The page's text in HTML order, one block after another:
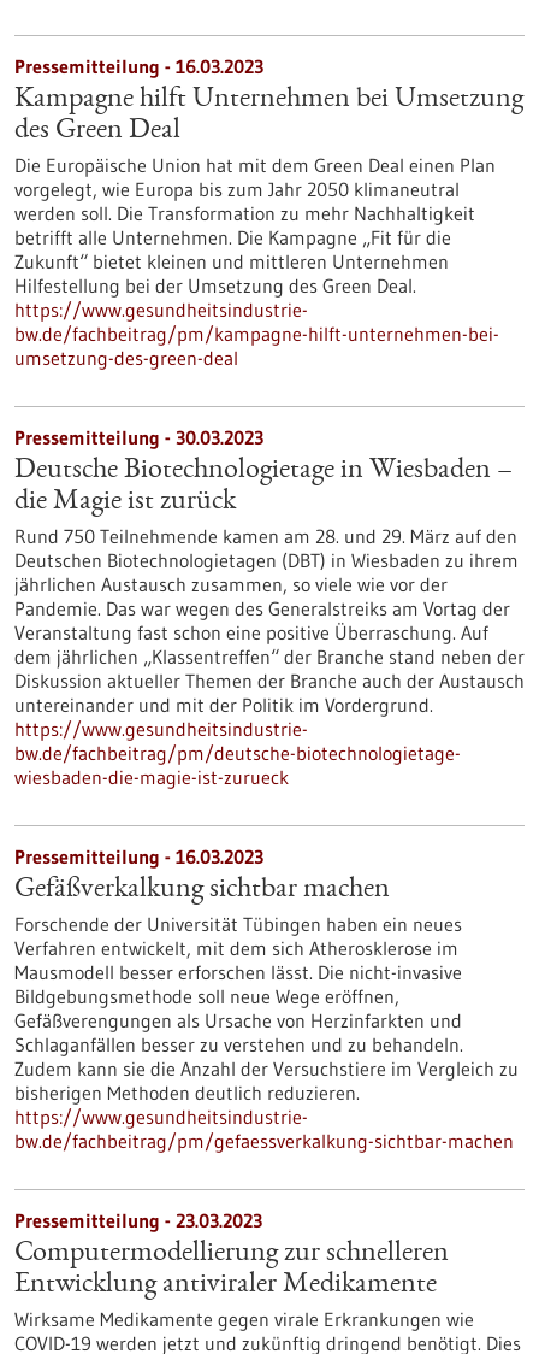
Pressemitteilung - 16.03.2023
Kampagne hilft Unternehmen bei Umsetzung
des Green Deal
Die Europäische Union hat mit dem Green Deal einen Plan
vorgelegt, wie Europa bis zum Jahr 2050 klimaneutral
werden soll. Die Transformation zu mehr Nachhaltigkeit
betrifft alle Unternehmen. Die Kampagne „Fit für die
Zukunft“ bietet kleinen und mittleren Unternehmen
Hilfestellung bei der Umsetzung des Green Deal.
https://www.gesundheitsindustrie-
bw.de/fachbeitrag/pm/kampagne-hilft-unternehmen-bei-
umsetzung-des-green-deal
Pressemitteilung - 30.03.2023
Deutsche Biotechnologietage in Wiesbaden –
die Magie ist zurück
Rund 750 Teilnehmende kamen am 28. und 29. März auf den
Deutschen Biotechnologietagen (DBT) in Wiesbaden zu ihrem
jährlichen Austausch zusammen, so viele wie vor der
Pandemie. Das war wegen des Generalstreiks am Vortag der
Veranstaltung fast schon eine positive Überraschung. Auf
dem jährlichen „Klassentreffen“ der Branche stand neben der
Diskussion aktueller Themen der Branche auch der Austausch
untereinander und mit der Politik im Vordergrund.
https://www.gesundheitsindustrie-
bw.de/fachbeitrag/pm/deutsche-biotechnologietage-
wiesbaden-die-magie-ist-zurueck
Pressemitteilung - 16.03.2023
Gefäßverkalkung sichtbar machen
Forschende der Universität Tübingen haben ein neues
Verfahren entwickelt, mit dem sich Atherosklerose im
Mausmodell besser erforschen lässt. Die nicht-invasive
Bildgebungsmethode soll neue Wege eröffnen,
Gefäßverengungen als Ursache von Herzinfarkten und
Schlaganfällen besser zu verstehen und zu behandeln.
Zudem kann sie die Anzahl der Versuchstiere im Vergleich zu
bisherigen Methoden deutlich reduzieren.
https://www.gesundheitsindustrie-
bw.de/fachbeitrag/pm/gefaessverkalkung-sichtbar-machen
Pressemitteilung - 23.03.2023
Computermodellierung zur schnelleren
Entwicklung antiviraler Medikamente
Wirksame Medikamente gegen virale Erkrankungen wie
COVID-19 werden jetzt und zukünftig dringend benötigt. Dies